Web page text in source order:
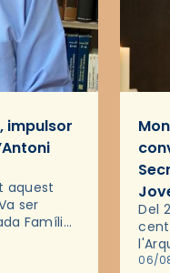
impulsor
aquest
ser
Família
Del
les
06/